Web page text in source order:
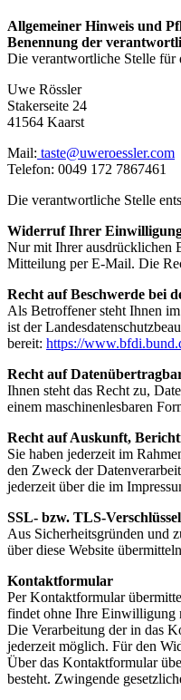
Allgemeiner Hinweis und
Benennung der
Die verantwortliche Stelle für
Uwe Rössler
Stakerseite 24
41564 Kaarst
Mail: taste@uweroessler.com
Telefon: 0049 172 7867461
Die verantwortliche Stelle
Widerruf Ihrer
Nur mit Ihrer ausdrücklichen
Mitteilung per E-Mail. Die
Recht auf Beschwerde bei
Als Betroffener steht Ihnen
ist der
bereit: https://
Recht auf
Ihnen steht das Recht zu,
einem maschinenlesbaren
Recht auf Auskunft,
Sie haben jederzeit im
den Zweck der
jederzeit über die im
SSL- bzw. TLS-
Aus Sicherheitsgründen und
über diese Website
Kontaktformular
Per Kontaktformular
findet ohne Ihre Einwilligung
Die Verarbeitung der in das
jederzeit möglich. Für den
Über das Kontaktformular
besteht. Zwingende